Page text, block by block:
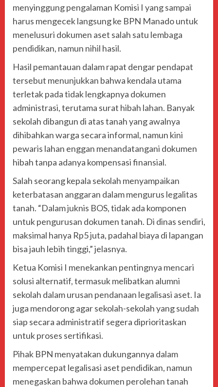
menyinggung pengalaman Komisi I yang sampai
harus mengecek langsung ke BPN Manado untuk
menelusuri dokumen aset salah satu lembaga
pendidikan, namun nihil hasil.
Hasil pemantauan dalam rapat dengar pendapat
tersebut menunjukkan bahwa kendala utama
terletak pada tidak lengkapnya dokumen
administrasi, terutama surat hibah lahan. Banyak
sekolah dibangun di atas tanah yang awalnya
dihibahkan warga secara informal, namun kini
pewaris lahan enggan menandatangani dokumen
hibah tanpa adanya kompensasi finansial.
Salah seorang kepala sekolah menyampaikan
keterbatasan anggaran dalam mengurus legalitas
tanah. “Dalam juknis BOS, tidak ada komponen
untuk pengurusan dokumen tanah. Di dinas sendiri,
maksimal hanya Rp5 juta, padahal biaya di lapangan
bisa jauh lebih tinggi,” jelasnya.
Ketua Komisi I menekankan pentingnya mencari
solusi alternatif, termasuk melibatkan alumni
sekolah dalam urusan pendanaan legalisasi aset. Ia
juga mendorong agar sekolah-sekolah yang sudah
siap secara administratif segera diprioritaskan
untuk proses sertifikasi.
Pihak BPN menyatakan dukungannya dalam
mempercepat legalisasi aset pendidikan, namun
menegaskan bahwa dokumen perolehan tanah